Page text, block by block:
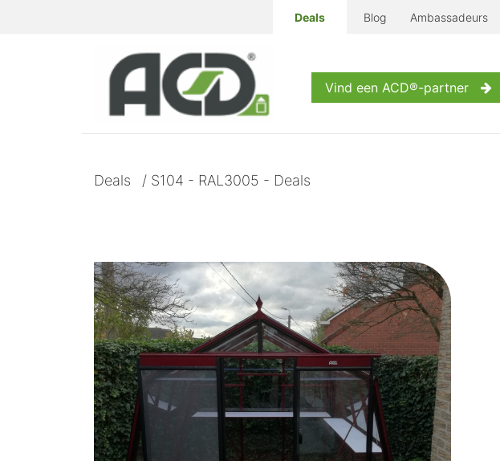
Deals Blog Ambassadeurs
Vind een ACD®-partner
Deals / S104 - RAL3005 - Deals